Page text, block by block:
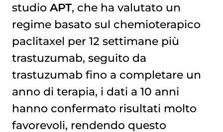
studio APT, che ha valutato un
regime basato sul chemioterapico
paclitaxel per 12 settimane più
trastuzumab, seguito da
trastuzumab fino a completare un
anno di terapia, i dati a 10 anni
hanno confermato risultati molto
favorevoli, rendendo questo